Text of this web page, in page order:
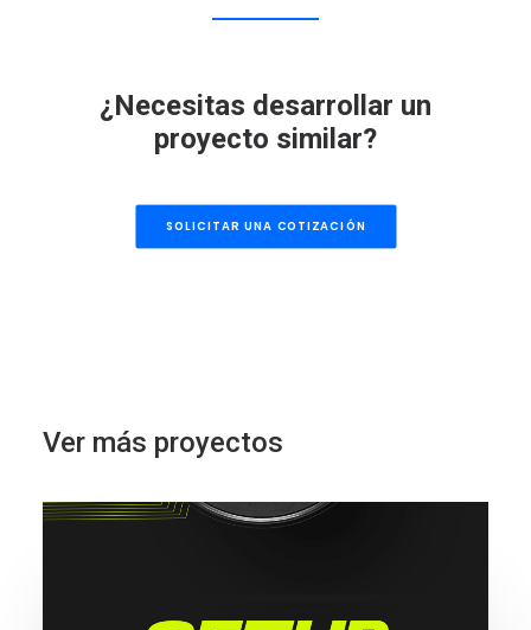
¿Necesitas desarrollar un
proyecto similar?
SOLICITAR UNA COTIZACIÓN
Ver más proyectos